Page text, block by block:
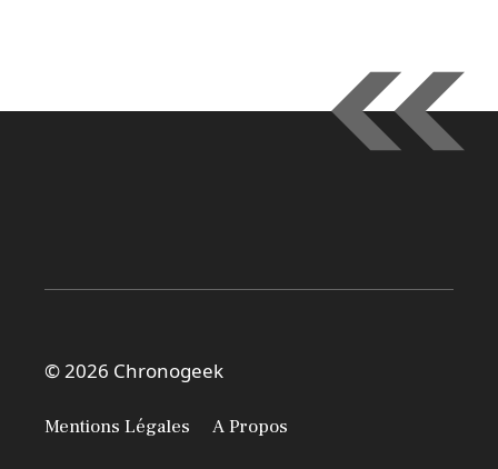
© 2026 Chronogeek
Mentions Légales A Propos